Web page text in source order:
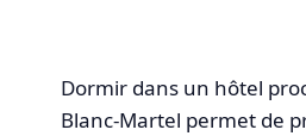
Dormir dans un hôtel
Blanc-Martel permet de